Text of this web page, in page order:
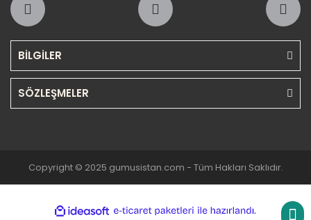
BİLGİLER
SÖZLEŞMELER
Copyright © 2025 gumusistan.com - Tüm Hakları Saklıdır.
ideasoft
e-